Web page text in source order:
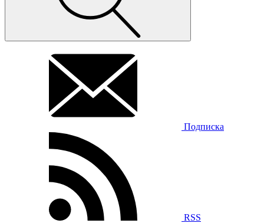
Подписка
RSS